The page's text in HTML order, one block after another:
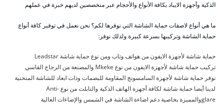
الذكية وأجهزة الايباد بكافة الأنواع والأحجام عبر متخصصين لديهم خبرة في عملهم
ما هي أنواع لاصقات حماية الشاشة التي نوفرها لكم؟ نحن نعمل في توفير كافة أنواع
حماية الشاشة وتركيبها بسرعة كبيرة ولذلك نوفر:
حماية شاشة لأجهزة الايفون من هواتف وتاب ومن نوع حماية شاشة Leadstar
تركيب حماية شاشة لأجهزة الايفون من نوع Mkeke والمصنعة من الزجاج القاسي
نوفر حماية شاشة لأجهزة السامسونج المقاومة للبصمات وذات ابعاد للشاشة المنحنية
لدينا أيضا حماية شاشة لكافة أجهزة الهاتف الذكية والتابلت من نوع Anti-
glareوالمميزة بخاصية دعم اضاءة الشاشة في الشمس والإضاءات العالية